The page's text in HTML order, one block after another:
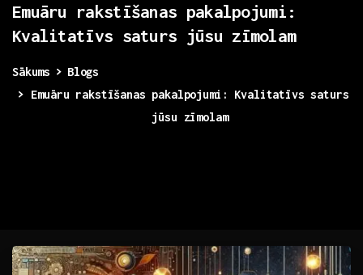
Emuāru rakstīšanas pakalpojumi:
Kvalitatīvs saturs jūsu zīmolam
Sākums
Blogs
Emuāru rakstīšanas pakalpojumi: Kvalitatīvs saturs
jūsu zīmolam